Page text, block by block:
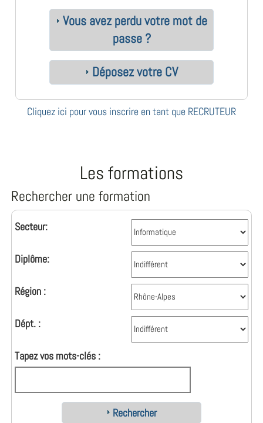
Vous avez perdu votre mot de
passe ?
Déposez votre CV
Cliquez ici pour vous inscrire en tant que RECRUTEUR
Les formations
Rechercher une formation
Secteur:
Diplôme:
Région :
Dépt. :
Tapez vos mots-clés :
Rechercher